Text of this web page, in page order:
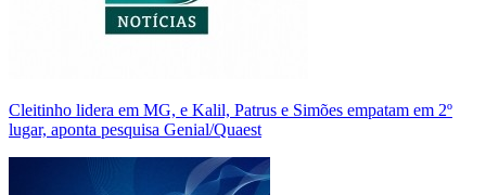
Cleitinho lidera em MG, e Kalil, Patrus e Simões empatam em 2º
lugar, aponta pesquisa Genial/Quaest